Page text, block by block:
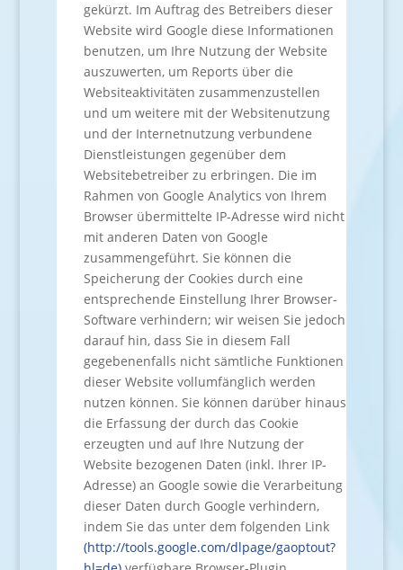
gekürzt. Im Auftrag des Betreibers dieser
Website wird Google diese Informationen
benutzen, um Ihre Nutzung der Website
auszuwerten, um Reports über die
Websiteaktivitäten zusammenzustellen
und um weitere mit der Websitenutzung
und der Internetnutzung verbundene
Dienstleistungen gegenüber dem
Websitebetreiber zu erbringen. Die im
Rahmen von Google Analytics von Ihrem
Browser übermittelte IP-Adresse wird nicht
mit anderen Daten von Google
zusammengeführt. Sie können die
Speicherung der Cookies durch eine
entsprechende Einstellung Ihrer Browser-
Software verhindern; wir weisen Sie jedoch
darauf hin, dass Sie in diesem Fall
gegebenenfalls nicht sämtliche Funktionen
dieser Website vollumfänglich werden
nutzen können. Sie können darüber hinaus
die Erfassung der durch das Cookie
erzeugten und auf Ihre Nutzung der
Website bezogenen Daten (inkl. Ihrer IP-
Adresse) an Google sowie die Verarbeitung
dieser Daten durch Google verhindern,
indem Sie das unter dem folgenden Link
(http://tools.google.com/dlpage/gaoptout?